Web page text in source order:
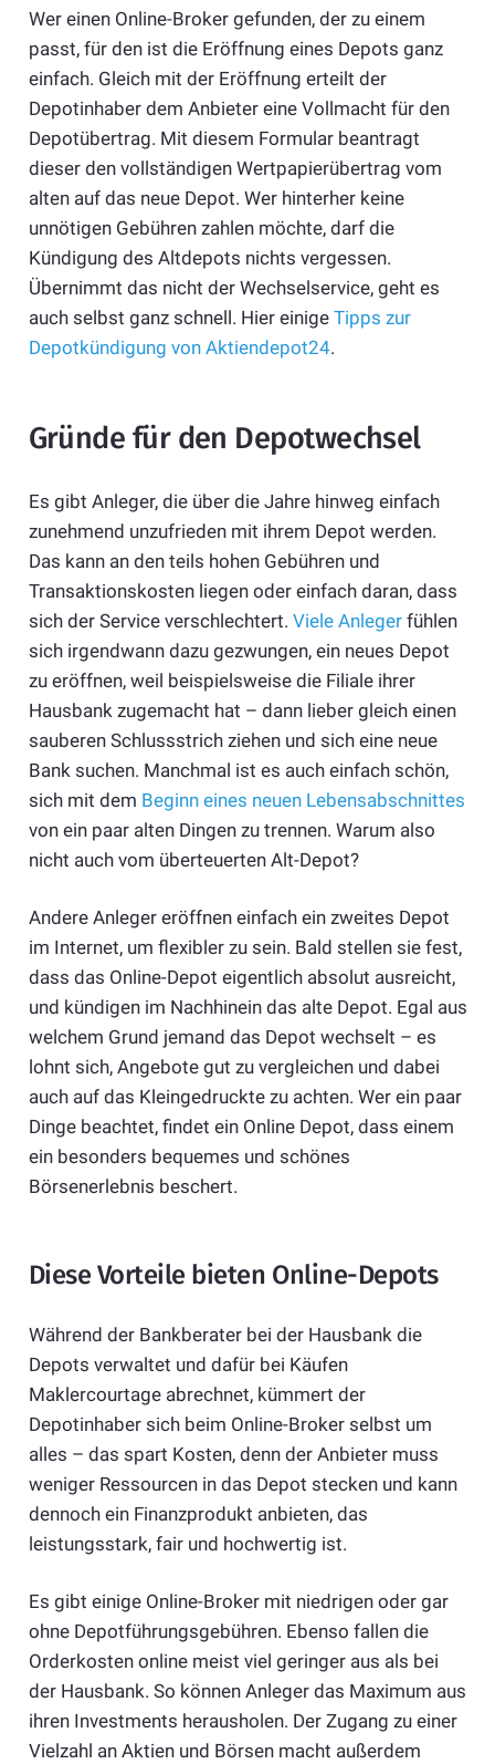
Wer einen Online-Broker gefunden, der zu einem
passt, für den ist die Eröffnung eines Depots ganz
einfach. Gleich mit der Eröffnung erteilt der
Depotinhaber dem Anbieter eine Vollmacht für den
Depotübertrag. Mit diesem Formular beantragt
dieser den vollständigen Wertpapierübertrag vom
alten auf das neue Depot. Wer hinterher keine
unnötigen Gebühren zahlen möchte, darf die
Kündigung des Altdepots nichts vergessen.
Übernimmt das nicht der Wechselservice, geht es
auch selbst ganz schnell. Hier einige Tipps zur
Depotkündigung von Aktiendepot24.
Gründe für den Depotwechsel
Es gibt Anleger, die über die Jahre hinweg einfach
zunehmend unzufrieden mit ihrem Depot werden.
Das kann an den teils hohen Gebühren und
Transaktionskosten liegen oder einfach daran, dass
sich der Service verschlechtert. Viele Anlegerfühlen
sich irgendwann dazu gezwungen, ein neues Depot
zu eröffnen, weil beispielsweise die Filiale ihrer
Hausbank zugemacht hat – dann lieber gleich einen
sauberen Schlussstrich ziehen und sich eine neue
Bank suchen. Manchmal ist es auch einfach schön,
sich mit dem Beginn eines neuen Lebensabschnittes
von ein paar alten Dingen zu trennen. Warum also
nicht auch vom überteuerten Alt-Depot?
Andere Anleger eröffnen einfach ein zweites Depot
im Internet, um flexibler zu sein. Bald stellen sie fest,
dass das Online-Depot eigentlich absolut ausreicht,
und kündigen im Nachhinein das alte Depot. Egal aus
welchem Grund jemand das Depot wechselt – es
lohnt sich, Angebote gut zu vergleichen und dabei
auch auf das Kleingedruckte zu achten. Wer ein paar
Dinge beachtet, findet ein Online Depot, dass einem
ein besonders bequemes und schönes
Börsenerlebnis beschert.
Diese Vorteile bieten Online-Depots
Während der Bankberater bei der Hausbank die
Depots verwaltet und dafür bei Käufen
Maklercourtage abrechnet, kümmert der
Depotinhaber sich beim Online-Broker selbst um
alles – das spart Kosten, denn der Anbieter muss
weniger Ressourcen in das Depot stecken und kann
dennoch ein Finanzprodukt anbieten, das
leistungsstark, fair und hochwertig ist.
Es gibt einige Online-Broker mit niedrigen oder gar
ohne Depotführungsgebühren. Ebenso fallen die
Orderkosten online meist viel geringer aus als bei
der Hausbank. So können Anleger das Maximum aus
ihren Investments herausholen. Der Zugang zu einer
Vielzahl an Aktien und Börsen macht außerdem